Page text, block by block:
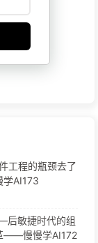
工程的瓶颈去了
AI173
后敏捷时代的组
——慢慢学AI172